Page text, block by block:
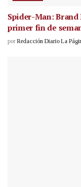
Spider-Man:
primer fin de
por Redacción Diario La